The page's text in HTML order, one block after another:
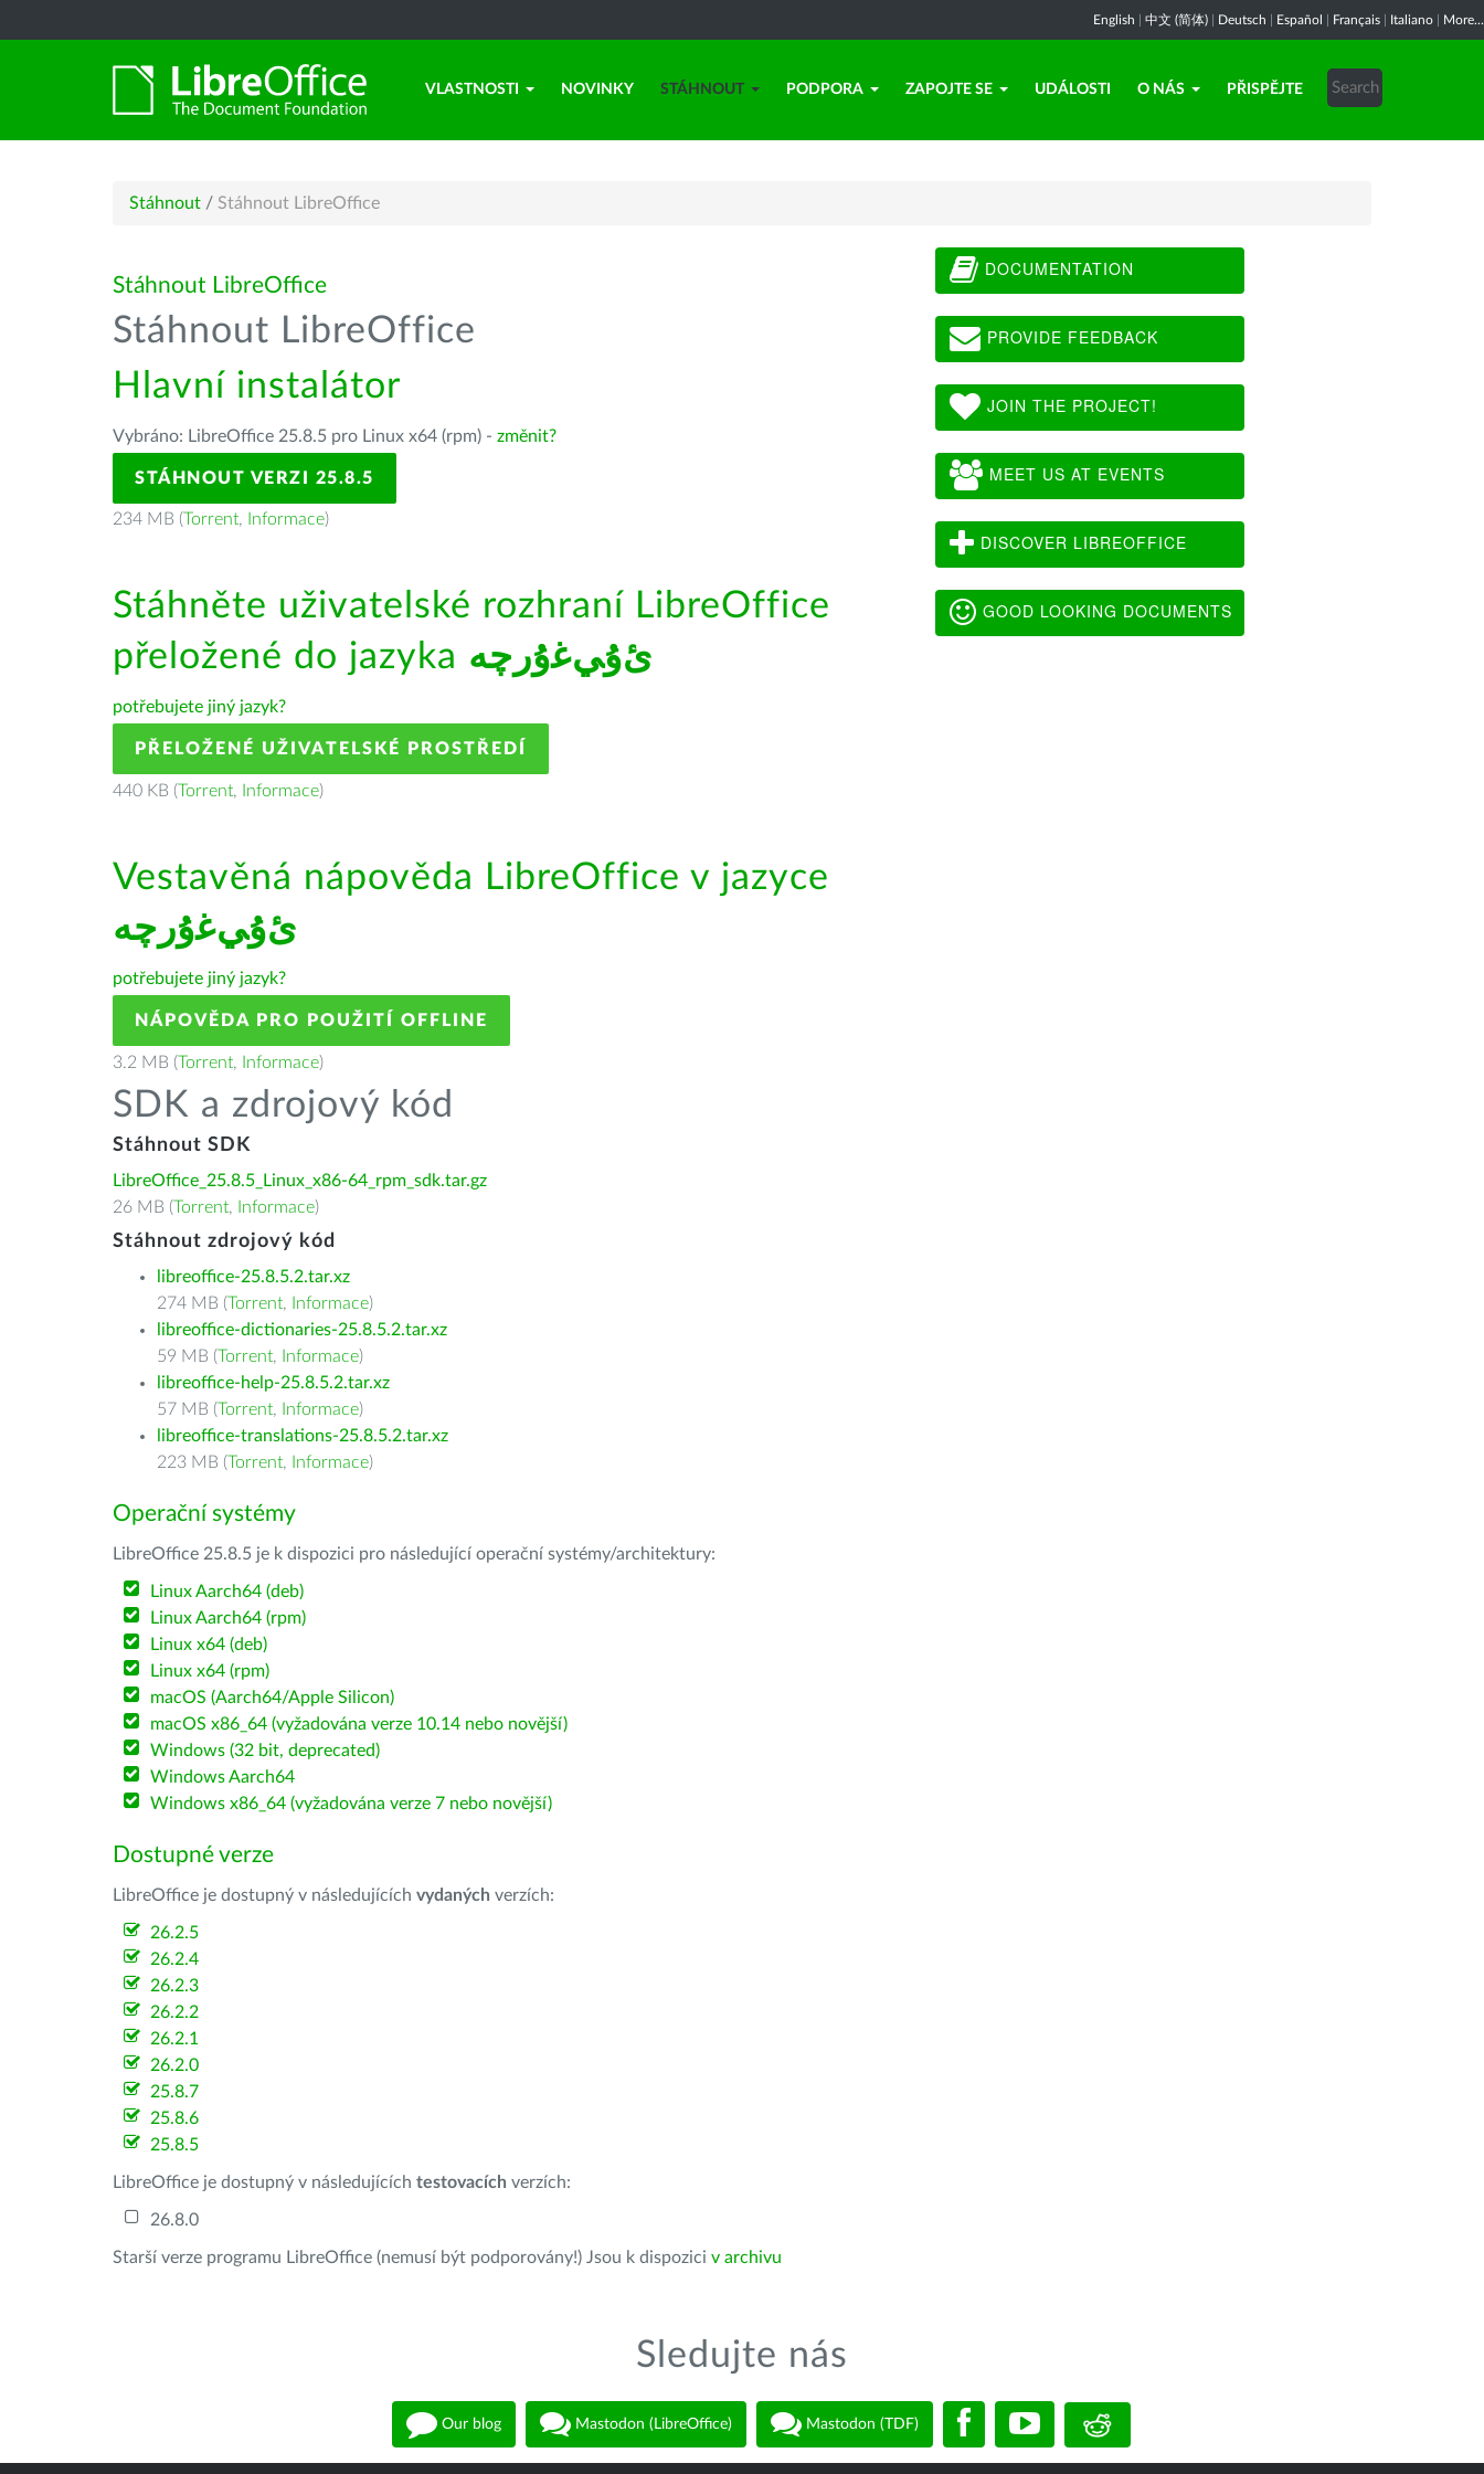
English 中文 (简体) Deutsch Español Français Italiano More...
VLASTNOSTI NOVINKY STÁHNOUT PODPORA ZAPOJTE SE UDÁLOSTI O NÁS PŘISPĚJTE
Stáhnout / Stáhnout LibreOffice
Stáhnout LibreOffice
Stáhnout LibreOffice
Hlavní instalátor
Vybráno: LibreOffice 25.8.5 pro Linux x64 (rpm) - změnit?
STÁHNOUT VERZI 25.8.5
234 MB (Torrent, Informace)
Stáhněte uživatelské rozhraní LibreOffice
přeložené do jazyka ﺉۇﻲﻏۇﺭچە
potřebujete jiný jazyk?
PŘELOŽENÉ UŽIVATELSKÉ PROSTŘEDÍ
440 KB (Torrent, Informace)
Vestavěná nápověda LibreOffice v jazyce
ﺉۇﻲﻏۇﺭچە
potřebujete jiný jazyk?
NÁPOVĚDA PRO POUŽITÍ OFFLINE
3.2 MB (Torrent, Informace)
SDK a zdrojový kód
Stáhnout SDK
LibreOffice_25.8.5_Linux_x86-64_rpm_sdk.tar.gz
26 MB (Torrent, Informace)
Stáhnout zdrojový kód
libreoffice-25.8.5.2.tar.xz
274 MB (Torrent, Informace)
libreoffice-dictionaries-25.8.5.2.tar.xz
59 MB (Torrent, Informace)
libreoffice-help-25.8.5.2.tar.xz
57 MB (Torrent, Informace)
libreoffice-translations-25.8.5.2.tar.xz
223 MB (Torrent, Informace)
Operační systémy
LibreOffice 25.8.5 je k dispozici pro následující operační systémy/architektury:
Linux Aarch64 (deb)
Linux Aarch64 (rpm)
Linux x64 (deb)
Linux x64 (rpm)
macOS (Aarch64/Apple Silicon)
macOS x86_64 (vyžadována verze 10.14 nebo novější)
Windows (32 bit, deprecated)
Windows Aarch64
Windows x86_64 (vyžadována verze 7 nebo novější)
Dostupné verze
LibreOffice je dostupný v následujících vydaných verzích:
26.2.5
26.2.4
26.2.3
26.2.2
26.2.1
26.2.0
25.8.7
25.8.6
25.8.5
LibreOffice je dostupný v následujících testovacích verzích:
26.8.0
Starší verze programu LibreOffice (nemusí být podporovány!) Jsou k dispozici v archivu
DOCUMENTATION
PROVIDE FEEDBACK
JOIN THE PROJECT!
MEET US AT EVENTS
DISCOVER LIBREOFFICE
GOOD LOOKING DOCUMENTS
Sledujte nás
Our blog Mastodon (LibreOffice) Mastodon (TDF)